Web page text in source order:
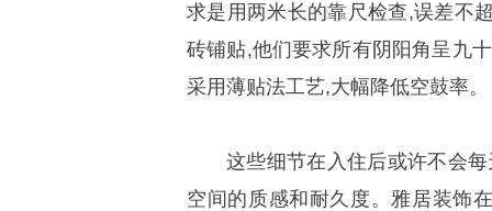
求是用两米长的靠尺检查,误差不
砖铺贴,他们要求所有阴阳角呈九
采用薄贴法工艺,大幅降低空鼓率。
这些细节在入住后或许不会
空间的质感和耐久度。雅居装饰